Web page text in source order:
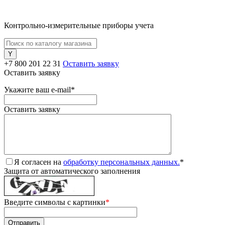
Контрольно-измерительные приборы учета
+7 800 201 22 31 Оставить заявку
Оставить заявку
Укажите ваш e-mail*
Оставить заявку
Я согласен на обработку персональных данных.*
Защита от автоматического заполнения
Введите символы с картинки*